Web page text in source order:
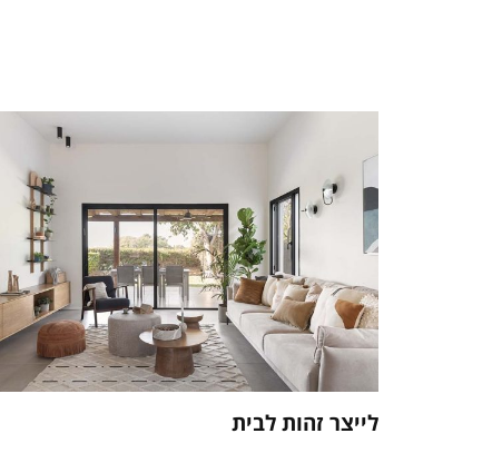
לייצר זהות לבית